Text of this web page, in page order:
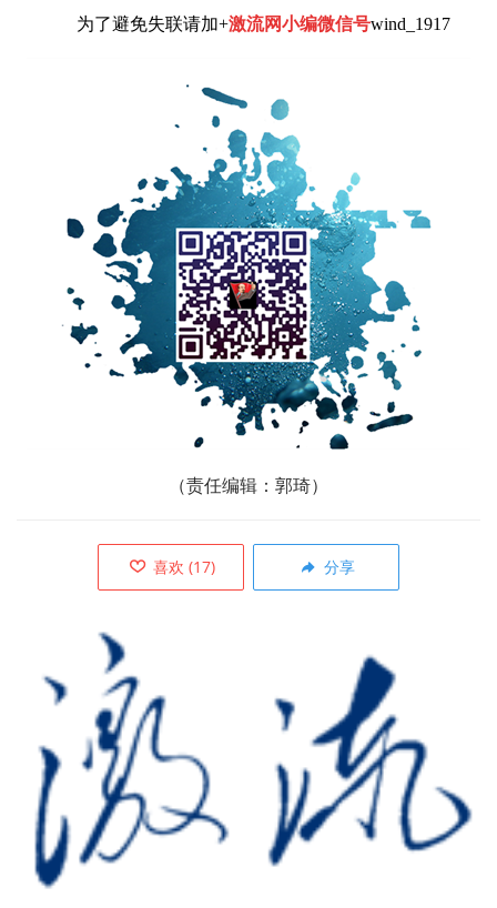
为了避免失联请加+激流网小编微信号wind_1917
（责任编辑：郭琦）
喜欢 (17) 分享